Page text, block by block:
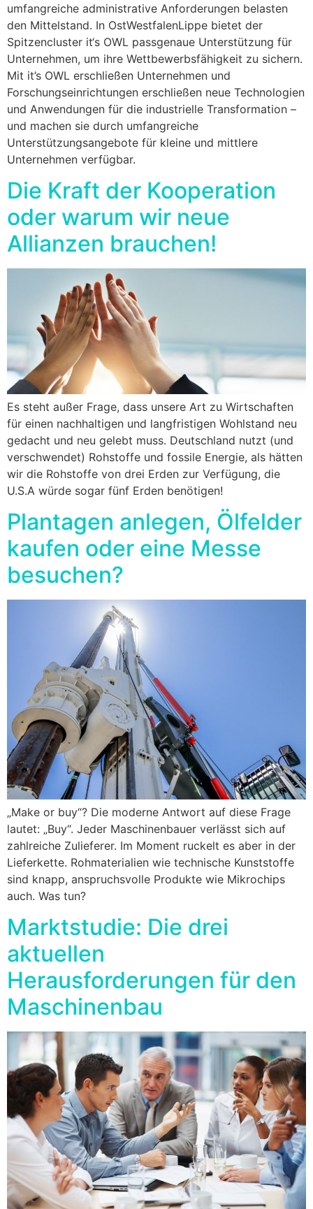
umfangreiche administrative Anforderungen belasten
den Mittelstand. In OstWestfalenLippe bietet der
Spitzencluster it‘s OWL passgenaue Unterstützung für
Unternehmen, um ihre Wettbewerbsfähigkeit zu sichern.
Mit it’s OWL erschließen Unternehmen und
Forschungseinrichtungen erschließen neue Technologien
und Anwendungen für die industrielle Transformation –
und machen sie durch umfangreiche
Unterstützungsangebote für kleine und mittlere
Unternehmen verfügbar.
Die Kraft der Kooperation
oder warum wir neue
Allianzen brauchen!
Es steht außer Frage, dass unsere Art zu Wirtschaften
für einen nachhaltigen und langfristigen Wohlstand neu
gedacht und neu gelebt muss. Deutschland nutzt (und
verschwendet) Rohstoffe und fossile Energie, als hätten
wir die Rohstoffe von drei Erden zur Verfügung, die
U.S.A würde sogar fünf Erden benötigen!
Plantagen anlegen, Ölfelder
kaufen oder eine Messe
besuchen?
„Make or buy“? Die moderne Antwort auf diese Frage
lautet: „Buy“. Jeder Maschinenbauer verlässt sich auf
zahlreiche Zulieferer. Im Moment ruckelt es aber in der
Lieferkette. Rohmaterialien wie technische Kunststoffe
sind knapp, anspruchsvolle Produkte wie Mikrochips
auch. Was tun?
Marktstudie: Die drei
aktuellen
Herausforderungen für den
Maschinenbau